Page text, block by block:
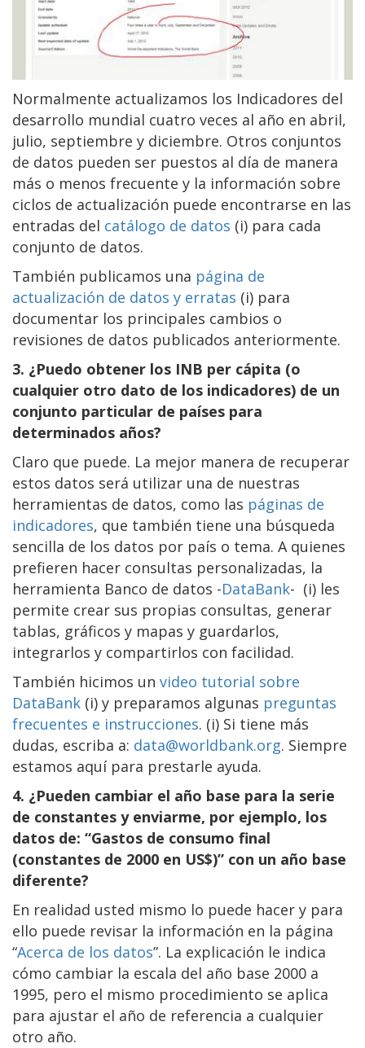
Normalmente actualizamos los Indicadores del
desarrollo mundial cuatro veces al año en abril,
julio, septiembre y diciembre. Otros conjuntos
de datos pueden ser puestos al día de manera
más o menos frecuente y la información sobre
ciclos de actualización puede encontrarse en las
entradas del catálogo de datos (i) para cada
conjunto de datos.
También publicamos una página de
actualización de datos y erratas (i) para
documentar los principales cambios o
revisiones de datos publicados anteriormente.
3. ¿Puedo obtener los INB per cápita (o
cualquier otro dato de los indicadores) de un
conjunto particular de países para
determinados años?
Claro que puede. La mejor manera de recuperar
estos datos será utilizar una de nuestras
herramientas de datos, como las páginas de
indicadores, que también tiene una búsqueda
sencilla de los datos por país o tema. A quienes
prefieren hacer consultas personalizadas, la
herramienta Banco de datos -DataBank- (i) les
permite crear sus propias consultas, generar
tablas, gráficos y mapas y guardarlos,
integrarlos y compartirlos con facilidad.
También hicimos un video tutorial sobre
DataBank (i) y preparamos algunas preguntas
frecuentes e instrucciones. (i) Si tiene más
dudas, escriba a: data@worldbank.org. Siempre
estamos aquí para prestarle ayuda.
4. ¿Pueden cambiar el año base para la serie
de constantes y enviarme, por ejemplo, los
datos de: “Gastos de consumo final
(constantes de 2000 en US$)” con un año base
diferente?
En realidad usted mismo lo puede hacer y para
ello puede revisar la información en la página
“Acerca de los datos”. La explicación le indica
cómo cambiar la escala del año base 2000 a
1995, pero el mismo procedimiento se aplica
para ajustar el año de referencia a cualquier
otro año.